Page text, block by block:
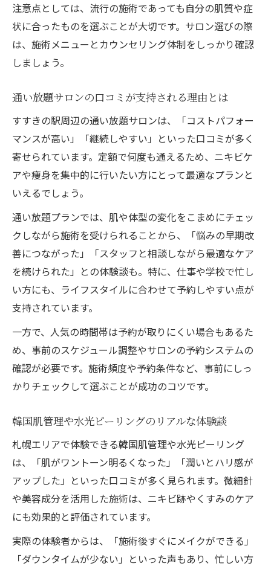
注意点としては、流行の施術であっても自分の肌質や症
状に合ったものを選ぶことが大切です。サロン選びの際
は、施術メニューとカウンセリング体制をしっかり確認
しましょう。
通い放題サロンの口コミが支持される理由とは
すすきの駅周辺の通い放題サロンは、「コストパフォー
マンスが高い」「継続しやすい」といった口コミが多く
寄せられています。定額で何度も通えるため、ニキビケ
アや痩身を集中的に行いたい方にとって最適なプランと
いえるでしょう。
通い放題プランでは、肌や体型の変化をこまめにチェッ
クしながら施術を受けられることから、「悩みの早期改
善につながった」「スタッフと相談しながら最適なケア
を続けられた」との体験談も。特に、仕事や学校で忙し
い方にも、ライフスタイルに合わせて予約しやすい点が
支持されています。
一方で、人気の時間帯は予約が取りにくい場合もあるた
め、事前のスケジュール調整やサロンの予約システムの
確認が必要です。施術頻度や予約条件など、事前にしっ
かりチェックして選ぶことが成功のコツです。
韓国肌管理や水光ピーリングのリアルな体験談
札幌エリアで体験できる韓国肌管理や水光ピーリング
は、「肌がワントーン明るくなった」「潤いとハリ感が
アップした」といった口コミが多く見られます。微細針
や美容成分を活用した施術は、ニキビ跡やくすみのケア
にも効果的と評価されています。
実際の体験者からは、「施術後すぐにメイクができる」
「ダウンタイムが少ない」といった声もあり、忙しい方